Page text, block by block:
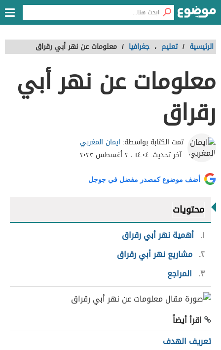
الرئيسية / تعليم ، جغرافيا / معلومات عن نهر أبي رقراق
معلومات عن نهر أبي
رقراق
تمت الكتابة بواسطة: ايمان المغربي
آخر تحديث:١٤:٠٤ ، ٢ أغسطس ٢٠٢٣
أضف موضوع كمصدر مفضل في جوجل
محتويات
١ أهمية نهر أبي رقراق
٢ مشاريع نهر أبي رقراق
٣
المراجع
اقرأ أيضاً
تعريف الهدف